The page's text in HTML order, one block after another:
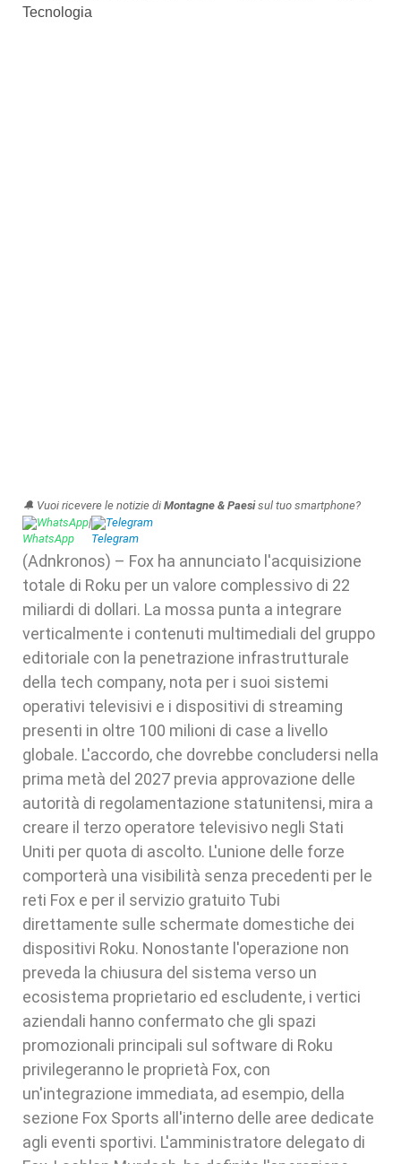
Tecnologia
🔔 Vuoi ricevere le notizie di Montagne & Paesisul tuo smartphone?
WhatsApp| Telegram
(Adnkronos) – Fox ha annunciato l'acquisizione
totale di Roku per un valore complessivo di 22
miliardi di dollari. La mossa punta a integrare
verticalmente i contenuti multimediali del gruppo
editoriale con la penetrazione infrastrutturale
della tech company, nota per i suoi sistemi
operativi televisivi e i dispositivi di streaming
presenti in oltre 100 milioni di case a livello
globale. L'accordo, che dovrebbe concludersi nella
prima metà del 2027 previa approvazione delle
autorità di regolamentazione statunitensi, mira a
creare il terzo operatore televisivo negli Stati
Uniti per quota di ascolto. L'unione delle forze
comporterà una visibilità senza precedenti per le
reti Fox e per il servizio gratuito Tubi
direttamente sulle schermate domestiche dei
dispositivi Roku. Nonostante l'operazione non
preveda la chiusura del sistema verso un
ecosistema proprietario ed escludente, i vertici
aziendali hanno confermato che gli spazi
promozionali principali sul software di Roku
privilegeranno le proprietà Fox, con
un'integrazione immediata, ad esempio, della
sezione Fox Sports all'interno delle aree dedicate
agli eventi sportivi. L'amministratore delegato di